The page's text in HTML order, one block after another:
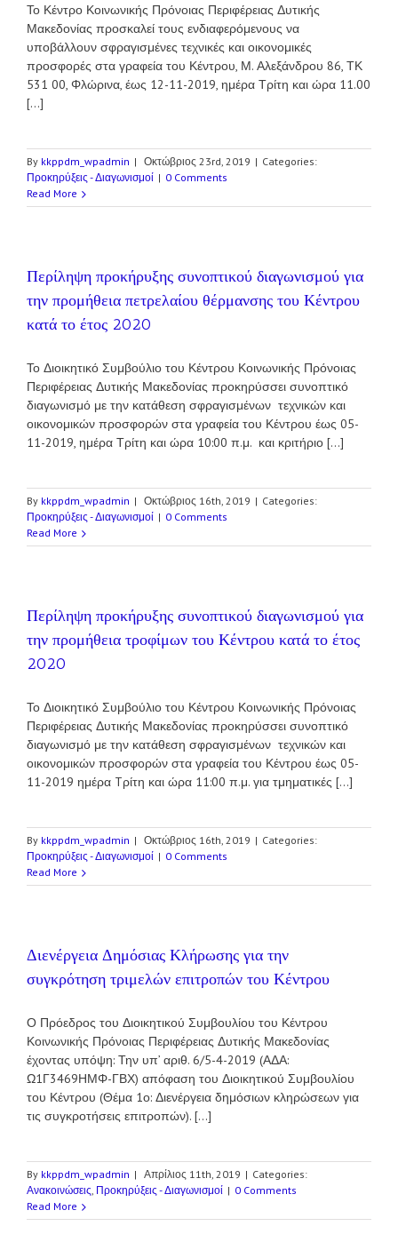
Το Κέντρο Κοινωνικής Πρόνοιας Περιφέρειας Δυτικής
Μακεδονίας προσκαλεί τους ενδιαφερόμενους να
υποβάλλουν σφραγισμένες τεχνικές και οικονομικές
προσφορές στα γραφεία του Κέντρου, Μ. Αλεξάνδρου 86, ΤΚ
531 00, Φλώρινα, έως 12-11-2019, ημέρα Τρίτη και ώρα 11.00
[...]
By kkppdm_wpadmin | Οκτώβριος 23rd, 2019 | Categories:
Προκηρύξεις - Διαγωνισμοί | 0 Comments
Read More
Περίληψη προκήρυξης συνοπτικού διαγωνισμού για
την προμήθεια πετρελαίου θέρμανσης του Κέντρου
κατά το έτος 2020
Το Διοικητικό Συμβούλιο του Κέντρου Κοινωνικής Πρόνοιας
Περιφέρειας Δυτικής Μακεδονίας προκηρύσσει συνοπτικό
διαγωνισμό με την κατάθεση σφραγισμένων τεχνικών και
οικονομικών προσφορών στα γραφεία του Κέντρου έως 05-
11-2019, ημέρα Τρίτη και ώρα 10:00 π.μ. και κριτήριο [...]
By kkppdm_wpadmin | Οκτώβριος 16th, 2019 | Categories:
Προκηρύξεις - Διαγωνισμοί | 0 Comments
Read More
Περίληψη προκήρυξης συνοπτικού διαγωνισμού για
την προμήθεια τροφίμων του Κέντρου κατά το έτος
2020
Το Διοικητικό Συμβούλιο του Κέντρου Κοινωνικής Πρόνοιας
Περιφέρειας Δυτικής Μακεδονίας προκηρύσσει συνοπτικό
διαγωνισμό με την κατάθεση σφραγισμένων τεχνικών και
οικονομικών προσφορών στα γραφεία του Κέντρου έως 05-
11-2019 ημέρα Tρίτη και ώρα 11:00 π.μ. για τμηματικές [...]
By kkppdm_wpadmin | Οκτώβριος 16th, 2019 | Categories:
Προκηρύξεις - Διαγωνισμοί | 0 Comments
Read More
Διενέργεια Δημόσιας Κλήρωσης για την
συγκρότηση τριμελών επιτροπών του Κέντρου
Ο Πρόεδρος του Διοικητικού Συμβουλίου του Κέντρου
Κοινωνικής Πρόνοιας Περιφέρειας Δυτικής Μακεδονίας
έχοντας υπόψη: Την υπ’ αριθ. 6/5-4-2019 (ΑΔΑ:
Ω1Γ3469ΗΜΦ-ΓΒΧ) απόφαση του Διοικητικού Συμβουλίου
του Κέντρου (Θέμα 1ο: Διενέργεια δημόσιων κληρώσεων για
τις συγκροτήσεις επιτροπών). [...]
By kkppdm_wpadmin | Απρίλιος 11th, 2019 | Categories:
Ανακοινώσεις Προκηρύξεις - Διαγωνισμοί | 0 Comments
Read More